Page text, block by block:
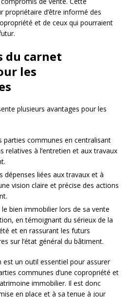
d’être informé des
et de ceux qui pourraient
du carnet
les
plusieurs avantages pour les
parties communes en centralisant
relatives à l’entretien et aux travaux
dépenses liées aux travaux et à
vision claire et précise des actions
bien immobilier lors de sa vente
en témoignant du sérieux de la
et en rassurant les futurs
sur l’état général du bâtiment.
est un outil essentiel pour assurer
communes d’une copropriété et
immobilier. Il est donc
en place et à sa tenue à jour